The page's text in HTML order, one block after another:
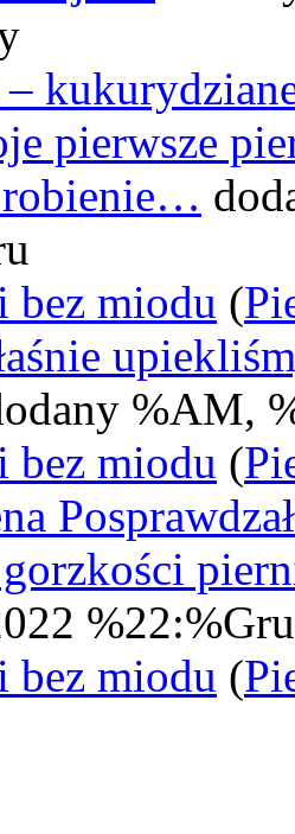
–
pierwsze
robienie…
bez miodu (
%AM,
bez miodu (
%22:%Gru
bez miodu (